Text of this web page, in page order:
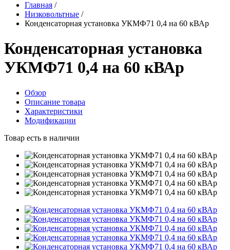
Главная /
Низковольтные /
Конденсаторная установка УКМФ71 0,4 на 60 кВАр
Конденсаторная установка
УКМФ71 0,4 на 60 кВАр
Обзор
Описание товара
Характеристики
Модификации
Товар есть в наличии